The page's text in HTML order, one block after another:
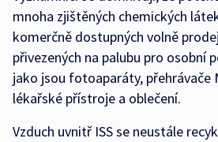
mnoha zjištěných chemických
komerčně dostupných volně
přivezených na palubu pro osobní
jako jsou fotoaparáty, přehrávače
lékařské přístroje a oblečení.
Vzduch uvnitř ISS se neustále